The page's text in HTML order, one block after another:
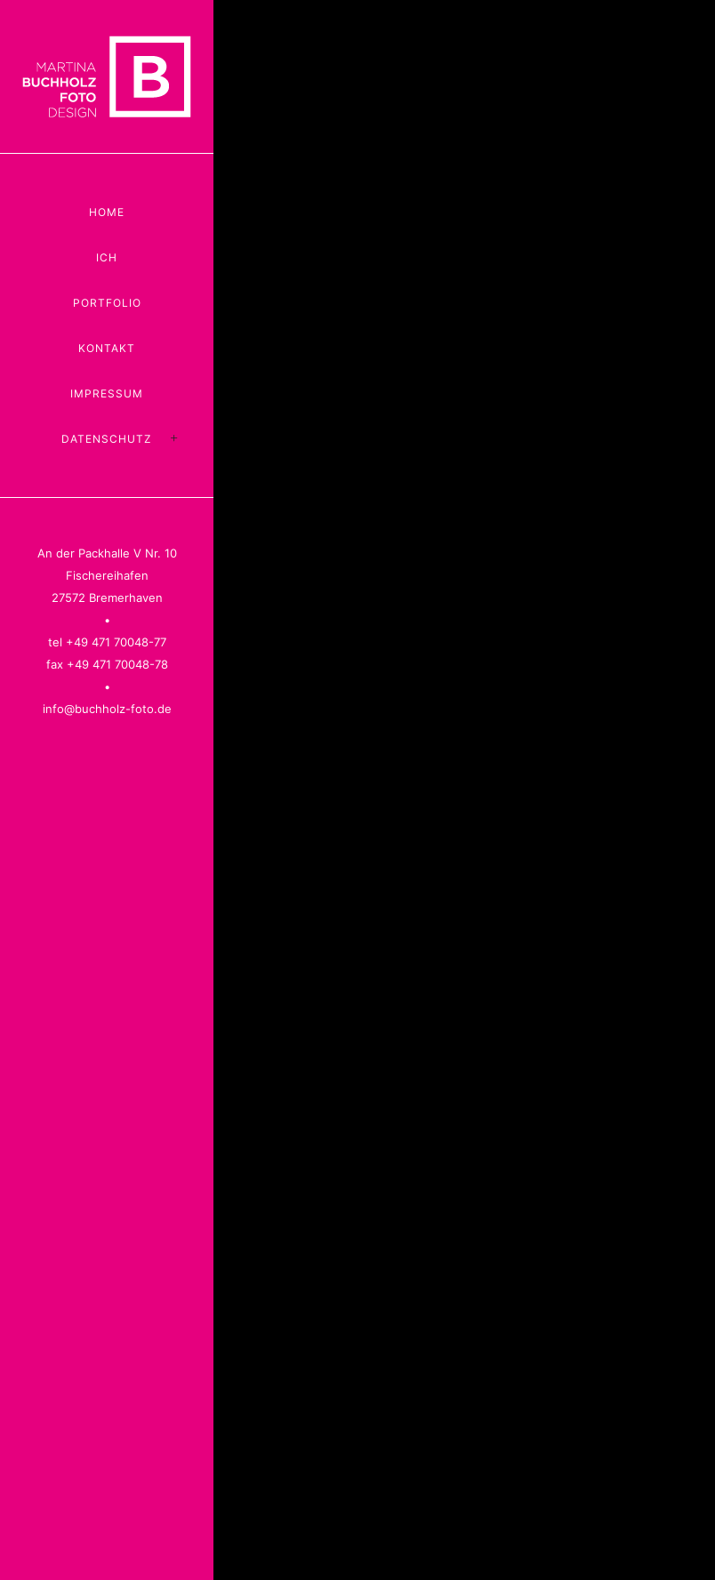
HOME
ICH
PORTFOLIO
KONTAKT
IMPRESSUM
DATENSCHUTZ
An der Packhalle V Nr. 10
Fischereihafen
27572 Bremerhaven
•
tel +49 471 70048-77
fax +49 471 70048-78
•
info@buchholz-foto.de